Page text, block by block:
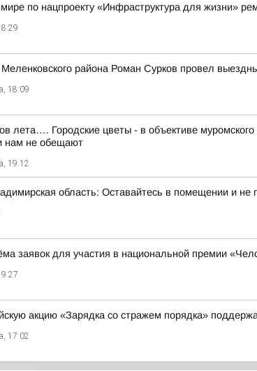
по нацпроекту «Инфраструктура для жизни»
Меленковского района Роман Сурков провел
18:09
лета…. Городские цветы - в объективе
нам не обещают
19:12
область: Оставайтесь в помещении и не
заявок для участия в национальной премии
акцию «Зарядка со стражем порядка»
17:02